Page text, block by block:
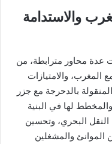
والاستدامة
عدة محاور مترابطة، من
المغرب، والامتيازات
بالدحرجة مع جزر
لها في البنية
النقل البحري، وتحسين
الموانئ والمشغلين